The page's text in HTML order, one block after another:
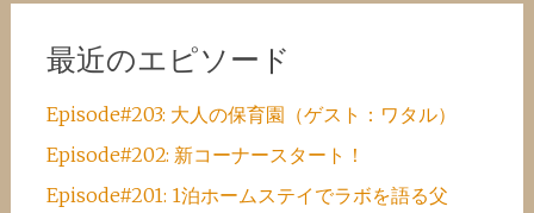
最近のエピソード
Episode#203: 大人の保育園（ゲスト：ワタル）
Episode#202: 新コーナースタート！
Episode#201: 1泊ホームステイでラボを語る父